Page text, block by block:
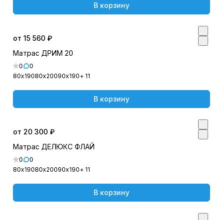
В корзину
от 15 560 ₽
Матрас ДРИМ 20
0
0
80х19080х20090х190+ 11
В корзину
от 20 300 ₽
Матрас ДЕЛЮКС ФЛАЙ
0
0
80х19080х20090х190+ 11
В корзину